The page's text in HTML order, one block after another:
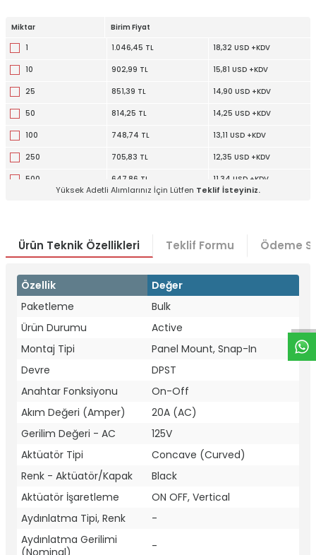
W
h
t
a
p
p
D
e
s
e
H
a
t
t
Miktar
Birim Fiyat
1
1.046,45 TL 18,32 USD +KDV
10 902,99 TL 15,81 USD +KDV
25 851,39 TL 14,90 USD +KDV
50 814,25 TL 14,25 USD +KDV
100 748,74 TL 13,11 USD +KDV
250 705,83 TL 12,35 USD +KDV
500 647,86 TL 11,34 USD +KDV
Yüksek Adetli Alımlarınız İçin Lütfen Teklif İsteyiniz.
Ürün Teknik Özellikleri Teklif Formu Ödeme
Özellik
Değer
Paketleme
Bulk
Ürün Durumu
Active
Montaj Tipi
Panel Mount, Snap-In
Devre
DPST
Anahtar Fonksiyonu
On-Off
Akım Değeri (Amper)
20A (AC)
Gerilim Değeri - AC
125V
Aktüatör Tipi
Concave (Curved)
Renk - Aktüatör/Kapak
Black
Aktüatör İşaretleme
ON OFF, Vertical
Aydınlatma Tipi, Renk
-
Aydınlatma Gerilimi
-